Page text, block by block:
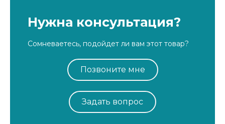
Нужна консультация?
Сомневаетесь, подойдет ли вам этот товар?
Позвоните мне
Задать вопрос